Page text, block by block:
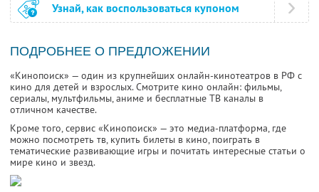
Узнай, как воспользоваться купоном
ПОДРОБНЕЕ О ПРЕДЛОЖЕНИИ
«Кинопоиск» — один из крупнейших онлайн-кинотеатров в РФ с
кино для детей и взрослых. Смотрите кино онлайн: фильмы,
сериалы, мультфильмы, аниме и бесплатные ТВ каналы в
отличном качестве.
Кроме того, сервис «Кинопоиск» — это медиа-платформа, где
можно посмотреть тв, купить билеты в кино, поиграть в
тематические развивающие игры и почитать интересные статьи о
мире кино и звезд.